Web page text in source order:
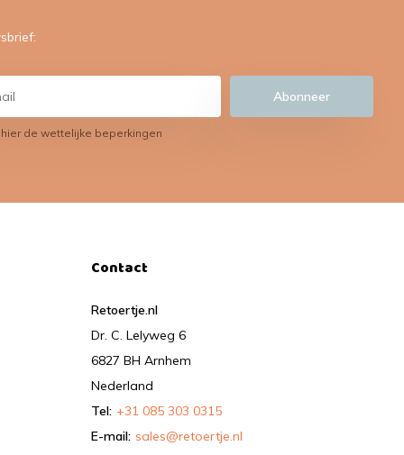
Abonneer
de wettelijke beperkingen
Contact
Retoertje.nl
Dr. C. Lelyweg 6
6827 BH Arnhem
Nederland
Tel: +31 085 303 0315
E-mail: sales@retoertje.nl